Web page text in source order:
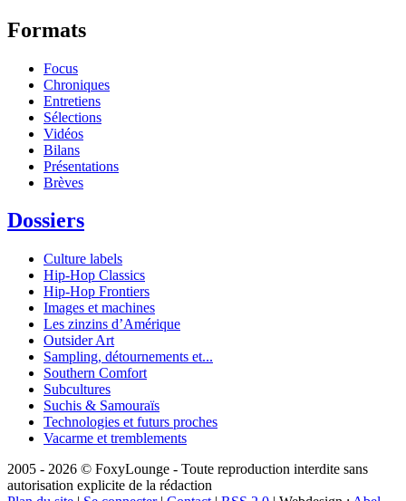
Formats
Focus
Chroniques
Entretiens
Sélections
Vidéos
Bilans
Présentations
Brèves
Dossiers
Culture labels
Hip-Hop Classics
Hip-Hop Frontiers
Images et machines
Les zinzins d’Amérique
Outsider Art
Sampling, détournements et...
Southern Comfort
Subcultures
Suchis & Samouraïs
Technologies et futurs proches
Vacarme et tremblements
2005 - 2026 © FoxyLounge - Toute reproduction interdite sans
autorisation explicite de la rédaction